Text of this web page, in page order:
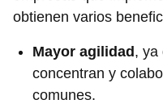
obtienen varios
Mayor agilidad , ya
concentran y
comunes.